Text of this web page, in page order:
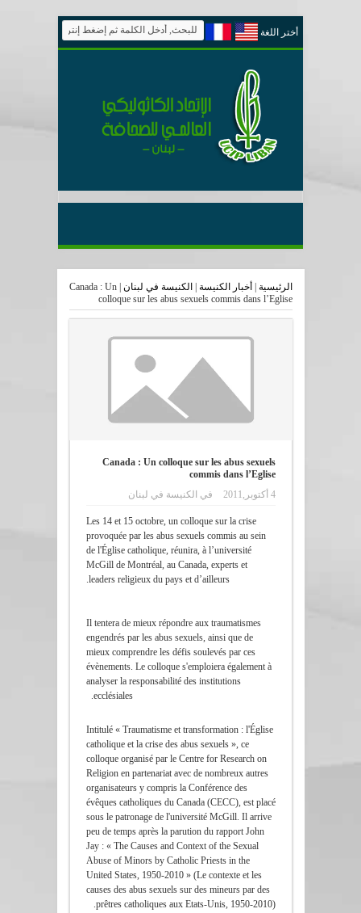
أختر اللغة
الرئيسية أخبار الكنيسة الكنيسة في لبنان |
Canada : Un
colloque sur les abus sexuels commis dans l’Eglise
Canada : Un colloque sur les abus sexuels
commis dans l’Eglise
4 أكتوبر,2011
في الكنيسة في لبنان
Les 14 et 15 octobre, un colloque sur la crise
provoquée par les abus sexuels commis au sein
de l'Église catholique, réunira, à l’université
McGill de Montréal, au Canada, experts et
leaders religieux du pays et d’ailleurs.
Il tentera de mieux répondre aux traumatismes
engendrés par les abus sexuels, ainsi que de
mieux comprendre les défis soulevés par ces
évènements. Le colloque s'emploiera également à
analyser la responsabilité des institutions
ecclésiales.
Intitulé « Traumatisme et transformation : l'Église
catholique et la crise des abus sexuels », ce
colloque organisé par le Centre for Research on
Religion en partenariat avec de nombreux autres
organisateurs y compris la Conférence des
évêques catholiques du Canada (CECC), est placé
sous le patronage de l'université McGill. Il arrive
peu de temps après la parution du rapport John
Jay : « The Causes and Context of the Sexual
Abuse of Minors by Catholic Priests in the
United States, 1950-2010 » (Le contexte et les
causes des abus sexuels sur des mineurs par des
prêtres catholiques aux Etats-Unis, 1950-2010).